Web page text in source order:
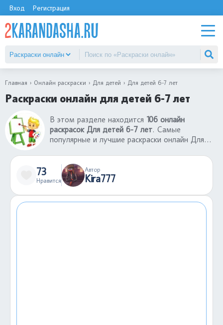
Вход Регистрация
Главная Онлайн раскраски Для детей Для детей 6-7 лет
Раскраски онлайн для детей 6-7 лет
В этом разделе находится 106 онлайн
раскрасок Для детей 6-7 лет. Самые
популярные и лучшие раскраски онлайн Для
детей 6-7 лет без ограничений. Для такой
онлайн игры требуется только фантазия и
время. В раскраски онлайн Для детей 6-7 лет
Если случайно залили не тем цветом кусочек
73
Нравится
Автор
Kira777